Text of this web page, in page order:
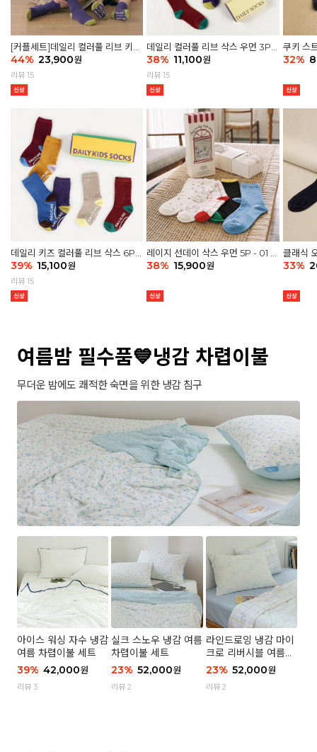
[커플세트]데일리 컬러풀 리브 키즈
6P & 우먼3P 삭스세트
44% 23,900원
리뷰 15
데일리 컬러풀 리브 삭스 우먼 3P
세트
38% 11,100원
리뷰 15
데일리 키즈 컬러풀 리브 삭스 6P -
03 세트
39% 15,100원
리뷰 15
레이지 선데이 삭스 우먼 5P - 01 G
athering
38% 15,900원
쿠키 스
32%
클래식
세트
33%
여름밤 필수품💙냉감 차렵이불
무더운 밤에도 쾌적한 숙면을 위한 냉감 침구
아이스 워싱 자수 냉감
여름 차렵이불 세트
39% 42,000원
리뷰 3
실크 스노우 냉감 여름
차렵이불 세트
23% 52,000원
리뷰 2
라인드로잉 냉감 마이
크로 리버시블 여름이
불 세트
23% 52,000원
리뷰 2